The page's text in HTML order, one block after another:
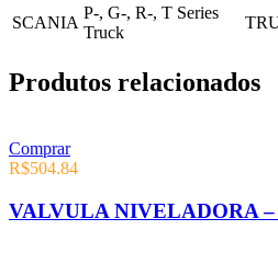
SCANIA
P-, G-, R-, T Series
Truck
Produtos relacionados
Comprar
R$504.84
VALVULA NIVELADORA –